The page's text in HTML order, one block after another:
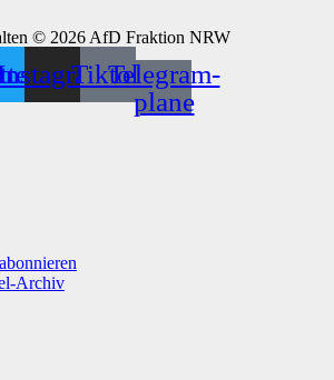
© 2026 AfD Fraktion NRW
TiktokTelegram-
plane
Archiv